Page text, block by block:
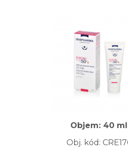
Objem: 40 ml
Obj. kód: